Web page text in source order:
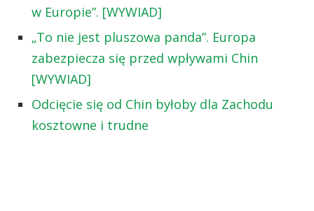
w Europie”. [WYWIAD]
„To nie jest pluszowa panda”. Europa
zabezpiecza się przed wpływami Chin
[WYWIAD]
Odcięcie się od Chin byłoby dla Zachodu
kosztowne i trudne